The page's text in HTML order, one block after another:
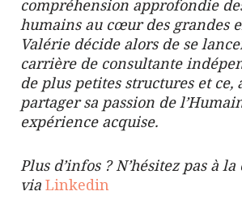
compréhension approfondie
humains au cœur des grandes
Valérie décide alors de se
carrière de consultante
de plus petites structures et
partager sa passion de
expérience acquise.
Plus d’infos ? N’hésitez pas à
viaLinkedin